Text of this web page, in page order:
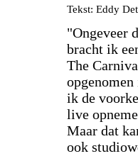
Tekst: Eddy
"Ongeveer
bracht ik
The
ik de
live
Maar dat
ook